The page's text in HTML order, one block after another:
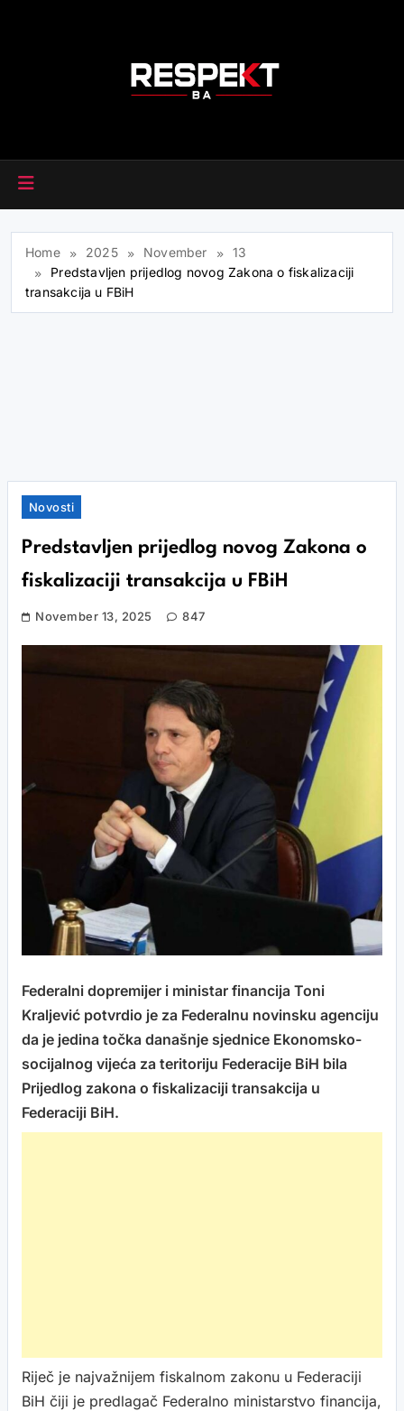
Home 2025 November
13
Predstavljen prijedlog novog Zakona o fiskalizaciji
transakcija u FBiH
Novosti
Predstavljen prijedlog novog Zakona o
fiskalizaciji transakcija u FBiH
November 13, 2025 847
Federalni dopremijer i ministar financija Toni
Kraljević potvrdio je za Federalnu novinsku agenciju
da je jedina točka današnje sjednice Ekonomsko-
socijalnog vijeća za teritoriju Federacije BiH bila
Prijedlog zakona o fiskalizaciji transakcija u
Federaciji BiH.
Riječ je najvažnijem fiskalnom zakonu u Federaciji
BiH čiji je predlagač Federalno ministarstvo financija,